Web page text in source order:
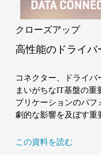
クローズアップ
高性能のドライバ
コネクター、ドライバ
まいがちなIT基盤の重
プリケーションのパフ
劇的な影響を及ぼす重
この資料を読む